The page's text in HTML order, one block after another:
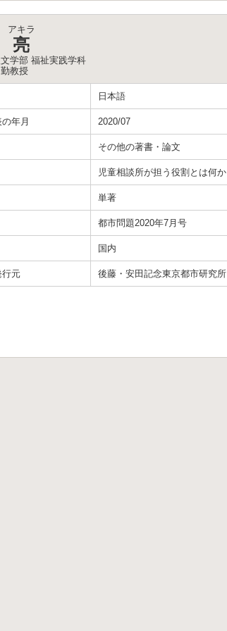
アキラ
亮
文学部 福祉実践学科
教授
日本語
年月 2020/07
その他の著書・論文
児童相談所が担う役割とは何か
単著
都市問題2020年7月号
国内
行元 後藤・安田記念東京都市研究所